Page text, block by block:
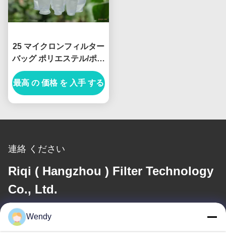
25 マイクロンフィルター
バッグ ポリエステル/ポリ
プロピレン オイル吸収
最高 の 価格 を 入手 する
連絡 ください
Riqi ( Hangzhou ) Filter Technology
Co., Ltd.
メールWendy